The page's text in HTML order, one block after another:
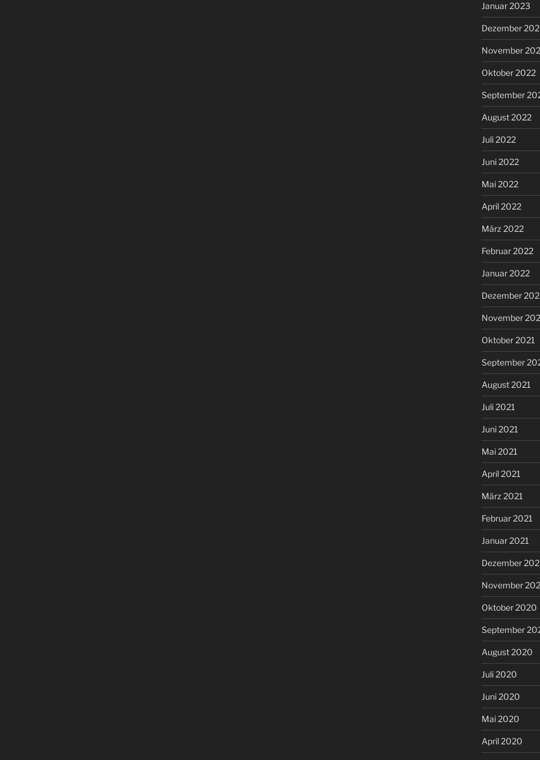
Januar 2023
Dezember
November
Oktober 2022
September
August 2022
Juli 2022
Juni 2022
Mai 2022
April 2022
März 2022
Februar 2022
Januar 2022
Dezember
November
Oktober 2021
September
August 2021
Juli 2021
Juni 2021
Mai 2021
April 2021
März 2021
Februar 2021
Januar 2021
Dezember
November
Oktober 2020
September
August 2020
Juli 2020
Juni 2020
Mai 2020
April 2020